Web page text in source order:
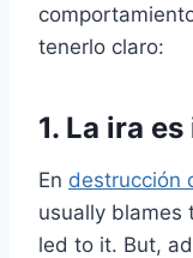
tenerlo claro:
1. La ira
En destrucción
usually blames
led to it. But,